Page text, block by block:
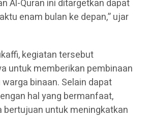
Al-Quran ini ditargetkan dapat
enam bulan ke depan,” ujar
kegiatan tersebut
untuk memberikan pembinaan
binaan. Selain dapat
hal yang bermanfaat,
bertujuan untuk meningkatkan